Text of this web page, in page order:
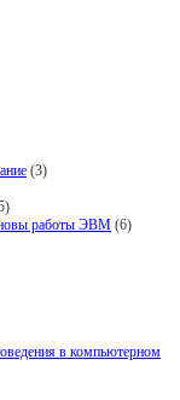
(3)
работы ЭВМ (6)
в компьютерном